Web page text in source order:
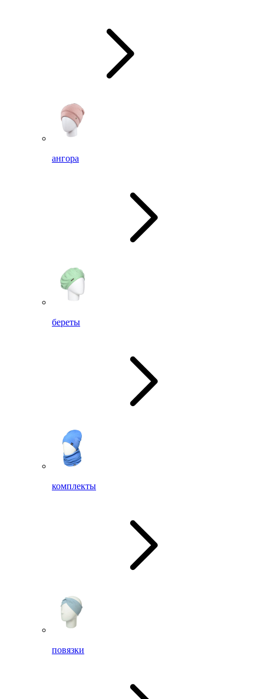
ангора
береты
комплекты
повязки